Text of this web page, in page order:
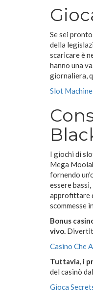
Se sei
della
scaricare è
hanno una
giornaliera,
Slot
I giochi di
Mega
fornendo
essere
approfittare
scommesse
Bonus
vivo.
Casino Che
Tuttavia, i
del casinò
Gioca